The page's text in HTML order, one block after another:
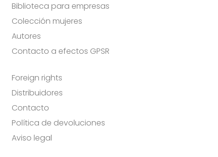
Biblioteca para empresas
Colección mujeres
Autores
Contacto a efectos GPSR
Foreign rights
Distribuidores
Contacto
Política de devoluciones
Aviso legal